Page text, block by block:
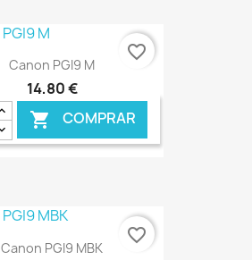
Canon PGI9 M
14,80 €
 COMPRAR
€ ONLINE
favorite_border
Canon PGI9 MBK
favorite_border